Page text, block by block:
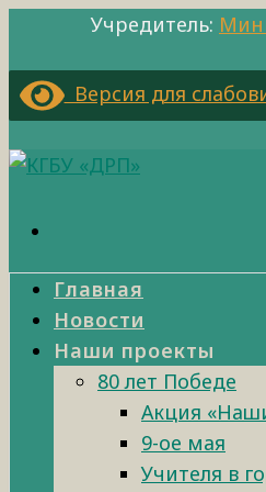
Учредитель:
Версия для
Главная
Новости
Наши проекты
80 лет Победе
Акция
9-ое мая
Учителя в